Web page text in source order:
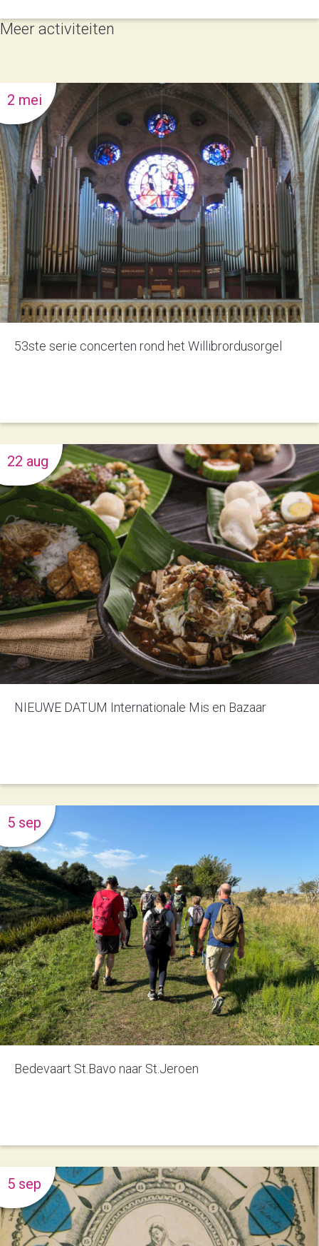
Meer activiteiten
53ste serie concerten rond het Willibrordusorgel
2 mei
NIEUWE DATUM Internationale Mis en Bazaar
22 aug
Bedevaart St.Bavo naar St.Jeroen
5 sep
5 sep